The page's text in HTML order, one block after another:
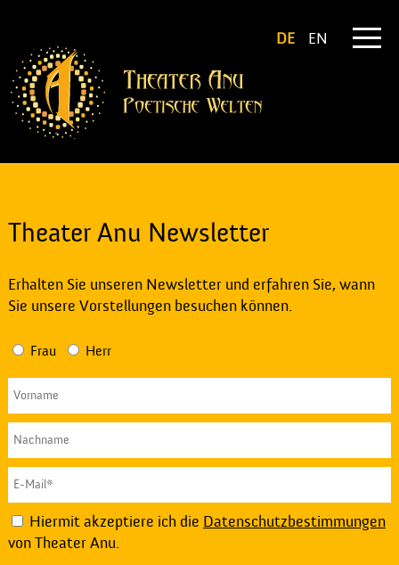
DE EN
Theater Anu Newsletter
Erhalten Sie unseren Newsletter und erfahren Sie, wann
Sie unsere Vorstellungen besuchen können.
Frau Herr
Hiermit akzeptiere ich die Datenschutzbestimmungen
von Theater Anu.